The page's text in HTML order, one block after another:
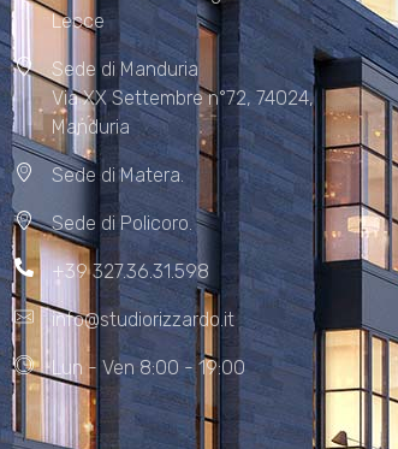
Lecce
Sede di Manduria
Via XX Settembre n°72, 74024,
Manduria
Sede di Matera.
Sede di Policoro.
+39 327.36.31.598
info@studiorizzardo.it
Lun - Ven 8:00 - 19:00